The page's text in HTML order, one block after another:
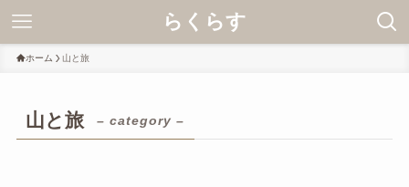
らくらす
ホーム 山と旅
山と旅 – category –